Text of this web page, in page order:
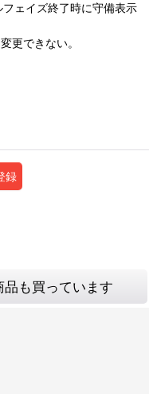
ェイズ終了時に守備表示
更できない。
録
も買っています